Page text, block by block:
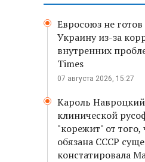
Евросоюз не
Украину из-за
внутренних
Times
07 августа 2026, 15:27
Кароль Навроцкий
клинической
"корежит" от
обязана СССР
констатировала